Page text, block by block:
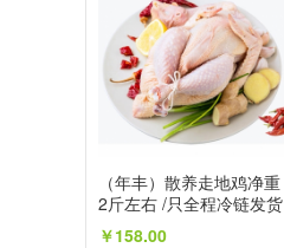
（年丰）散养走地鸡净重
2斤左右 /只全程冷链发货
【只发深圳市内】
￥158.00